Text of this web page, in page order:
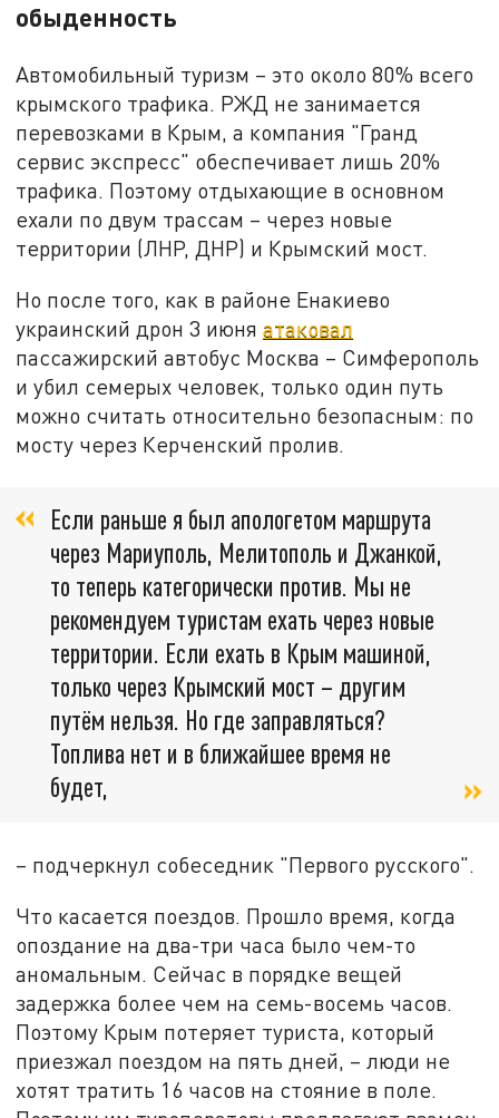
обыденность
Автомобильный туризм – это около 80% всего
крымского трафика. РЖД не занимается
перевозками в Крым, а компания "Гранд
сервис экспресс" обеспечивает лишь 20%
трафика. Поэтому отдыхающие в основном
ехали по двум трассам – через новые
территории (ЛНР, ДНР) и Крымский мост.
Но после того, как в районе Енакиево
украинский дрон 3 июняатаковал
пассажирский автобус Москва – Симферополь
и убил семерых человек, только один путь
можно считать относительно безопасным: по
мосту через Керченский пролив.
Если раньше я был апологетом маршрута
через Мариуполь, Мелитополь и Джанкой,
то теперь категорически против. Мы не
рекомендуем туристам ехать через новые
территории. Если ехать в Крым машиной,
только через Крымский мост – другим
путём нельзя. Но где заправляться?
Топлива нет и в ближайшее время не
будет,
– подчеркнул собеседник "Первого русского".
Что касается поездов. Прошло время, когда
опоздание на два-три часа было чем-то
аномальным. Сейчас в порядке вещей
задержка более чем на семь-восемь часов.
Поэтому Крым потеряет туриста, который
приезжал поездом на пять дней, – люди не
хотят тратить 16 часов на стояние в поле.